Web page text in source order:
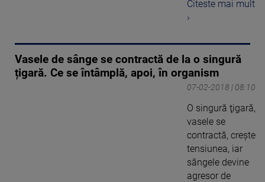
Citeste mai mult
›
Vasele de sânge se contractă de la o singură
țigară. Ce se întâmplă, apoi, în organism
07-02-2018 | 08:10
O singură ţigară,
vasele se
contractă, creşte
tensiunea, iar
sângele devine
agresor de